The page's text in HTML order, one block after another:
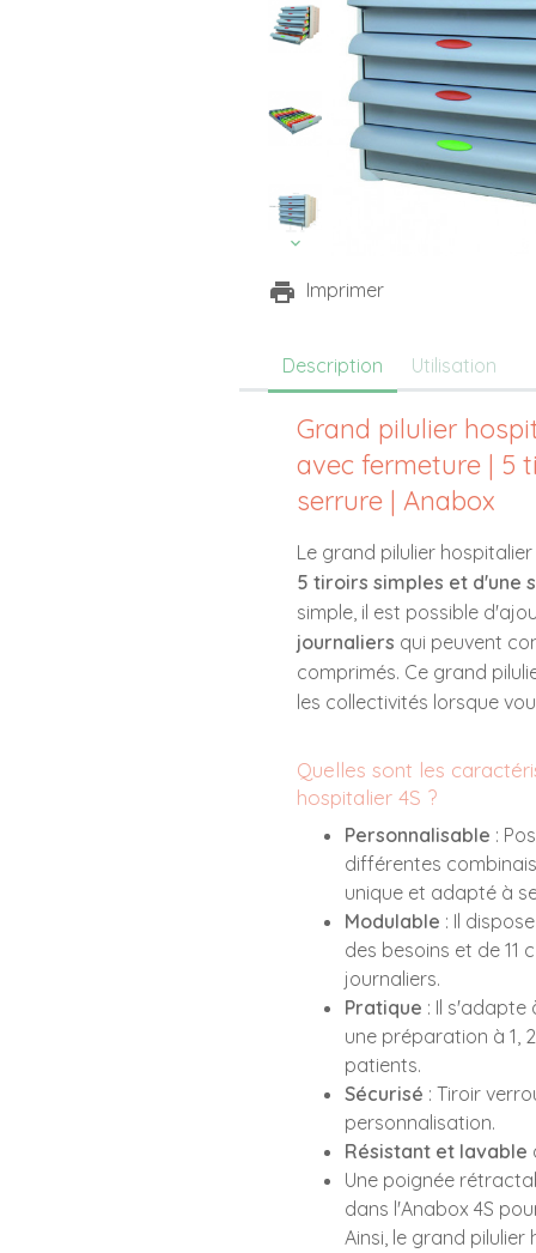
Imprimer
Description Utilisation
Grand pilulier
avec fermeture | 5
serrure | Anabox
Le grand pilulier
5 tiroirs simples et d'une
simple, il est possible
journaliers qui peuvent
comprimés. Ce grand
les collectivités lorsque
Quelles sont les
hospitalier 4S ?
Personnalisable :
différentes
unique et adapté à
Modulable : Il
des besoins et de 11
journaliers.
Pratique : Il
une préparation à 1,
patients.
Sécurisé : Tiroir
personnalisation.
Résistant et lavable
Une poignée
dans l'Anabox 4S
Ainsi, le grand